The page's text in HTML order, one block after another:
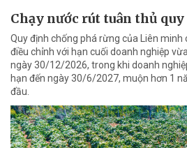
Chạy nước rút tuân thủ quy
Quy định chống phá rừng của Liên minh
điều chỉnh với hạn cuối doanh nghiệp
ngày 30/12/2026, trong khi doanh
hạn đến ngày 30/6/2027, muộn hơn 1
đầu.